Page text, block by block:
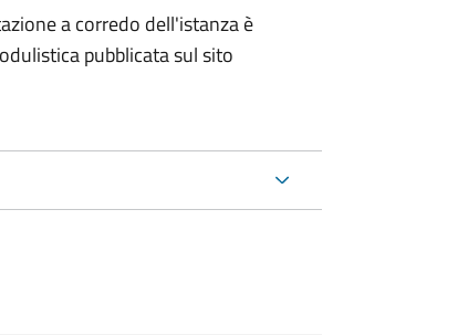
a corredo dell'istanza è
pubblicata sul sito